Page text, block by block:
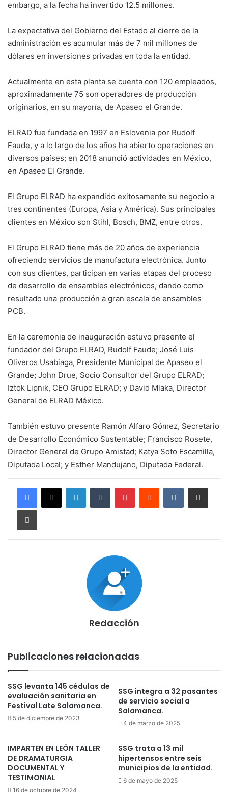
embargo, a la fecha ha invertido 12.5 millones.
La expectativa del Gobierno del Estado al cierre de la
administración es acumular más de 7 mil millones de
dólares en inversiones privadas en toda la entidad.
Actualmente en esta planta se cuenta con 120 empleados,
aproximadamente 75 son operadores de producción
originarios, en su mayoría, de Apaseo el Grande.
ELRAD fue fundada en 1997 en Eslovenia por Rudolf
Faude, y a lo largo de los años ha abierto operaciones en
diversos países; en 2018 anunció actividades en México,
en Apaseo El Grande.
El Grupo ELRAD ha expandido exitosamente su negocio a
tres continentes (Europa, Asia y América). Sus principales
clientes en México son Stihl, Bosch, BMZ, entre otros.
El Grupo ELRAD tiene más de 20 años de experiencia
ofreciendo servicios de manufactura electrónica. Junto
con sus clientes, participan en varias etapas del proceso
de desarrollo de ensambles electrónicos, dando como
resultado una producción a gran escala de ensambles
PCB.
En la ceremonia de inauguración estuvo presente el
fundador del Grupo ELRAD, Rudolf Faude; José Luis
Oliveros Usabiaga, Presidente Municipal de Apaseo el
Grande; John Drue, Socio Consultor del Grupo ELRAD;
Iztok Lipnik, CEO Grupo ELRAD; y David Mlaka, Director
General de ELRAD México.
También estuvo presente Ramón Alfaro Gómez, Secretario
de Desarrollo Económico Sustentable; Francisco Rosete,
Director General de Grupo Amistad; Katya Soto Escamilla,
Diputada Local; y Esther Mandujano, Diputada Federal.
LinkedInTumblr PinterestReddit VKontakteCompartir por
Imprimir
Redacción
Publicaciones relacionadas
SSG levanta 145 cédulas de
evaluación sanitaria en
Festival Late Salamanca.
5 de diciembre de 2023
SSG integra a 32 pasantes
de servicio social a
Salamanca.
4 de marzo de 2025
IMPARTEN EN LEÓN TALLER
DE DRAMATURGIA
DOCUMENTAL Y
TESTIMONIAL
16 de octubre de 2024
SSG trata a 13 mil
hipertensos entre seis
municipios de la entidad.
6 de mayo de 2025